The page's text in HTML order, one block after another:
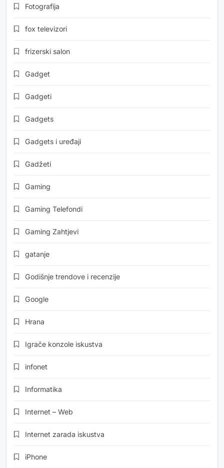
Fotografija
fox televizori
frizerski salon
Gadget
Gadgeti
Gadgets
Gadgets i uređaji
Gadžeti
Gaming
Gaming Telefondi
Gaming Zahtjevi
gatanje
Godišnje trendove i recenzije
Google
Hrana
Igrače konzole iskustva
infonet
Informatika
Internet – Web
Internet zarada iskustva
iPhone